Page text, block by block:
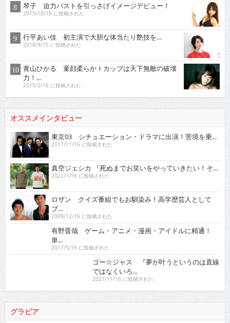
琴子 迫力バストを引っさげイメージデビュー！
2015/10/16 に投稿された
行平あい佳 初主演で大胆な体当たり艶技を…
2018/9/15 に投稿された
青山ひかる 童顔柔らかＩカップは天下無敵の破壊
力！...
2015/2/16 に投稿された
オススメインタビュー
東京03 シチュエーション・ドラマに出演！苦境を乗...
2017/11/16 に投稿された
真空ジェシカ 『死ぬまでお笑いをやっていきたい！そ...
2022/7/16 に投稿された
ロザン クイズ番組でもお馴染み！高学歴芸人として
ブ...
2009/12/16 に投稿された
有野晋哉 ゲーム・アニメ・漫画・アイドルに精通！
単...
2017/5/16 に投稿された
ゴー☆ジャス 『夢が叶うというのは直線ではなくい
2021/11/16 に投稿された
グラビア